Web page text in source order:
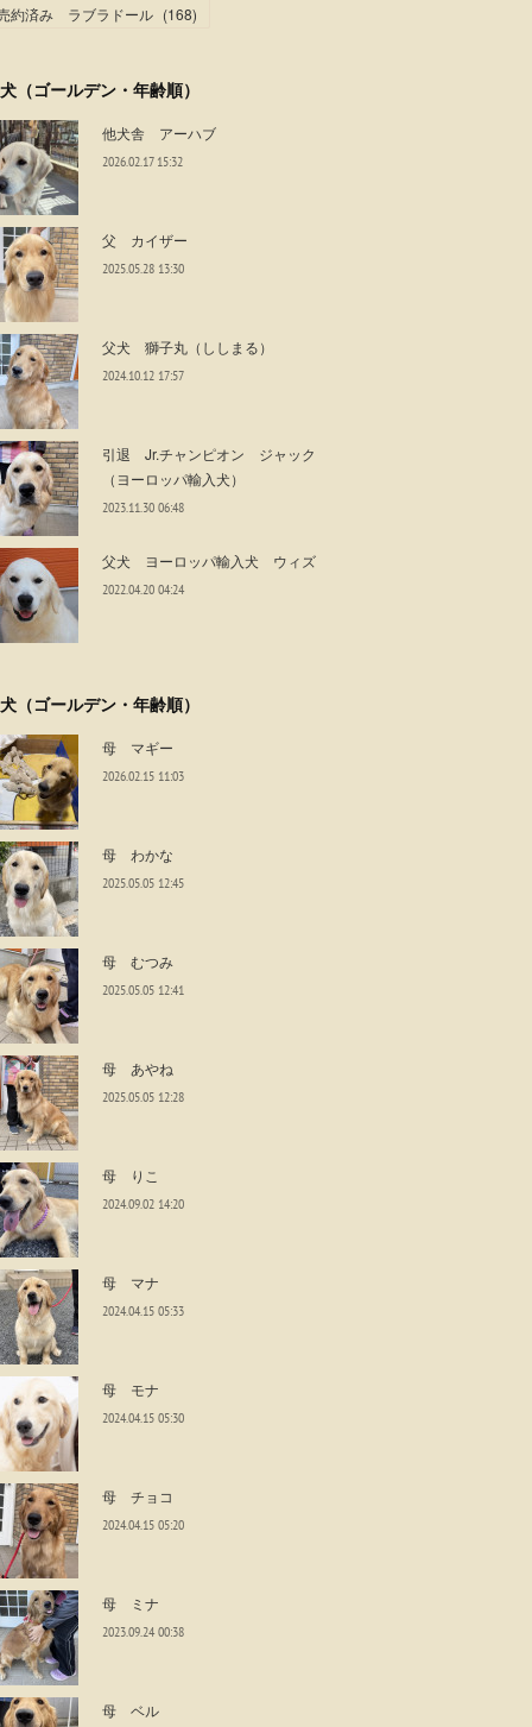
約済み ラブラドール (168)
（ゴールデン・年齢順）
他犬舎 アーハブ
2026.02.17 15:32
父 カイザー
2025.05.28 13:30
父犬 獅子丸（ししまる）
2024.10.12 17:57
引退 Jr.チャンピオン ジャック
（ヨーロッパ輸入犬）
2023.11.30 06:48
父犬 ヨーロッパ輸入犬 ウィズ
2022.04.20 04:24
（ゴールデン・年齢順）
母 マギー
2026.02.15 11:03
母 わかな
2025.05.05 12:45
母 むつみ
2025.05.05 12:41
母 あやね
2025.05.05 12:28
母 りこ
2024.09.02 14:20
母 マナ
2024.04.15 05:33
母 モナ
2024.04.15 05:30
母 チョコ
2024.04.15 05:20
母 ミナ
2023.09.24 00:38
母 ベル